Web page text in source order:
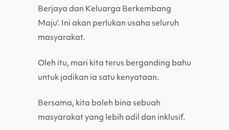
Berjaya dan Keluarga Berkembang
Maju’. Ini akan perlukan usaha seluruh
masyarakat.
Oleh itu, mari kita terus berganding bahu
untuk jadikan ia satu kenyataan.
Bersama, kita boleh bina sebuah
masyarakat yang lebih adil dan inklusif.